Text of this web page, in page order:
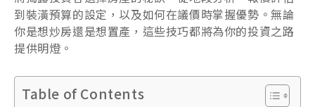
到裝潢預算的設定，以及如何在議價時掌握優勢。無論
你是想炒房還是想置產，這些技巧都將為你的投資之路
提供明燈。
Table of Contents